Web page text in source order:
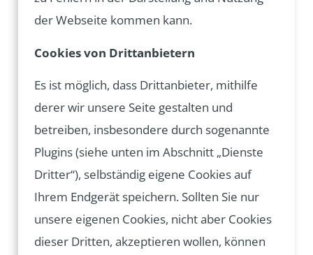
der Webseite kommen kann.
Cookies von Drittanbietern
Es ist möglich, dass Drittanbieter, mithilfe
derer wir unsere Seite gestalten und
betreiben, insbesondere durch sogenannte
Plugins (siehe unten im Abschnitt „Dienste
Dritter“), selbständig eigene Cookies auf
Ihrem Endgerät speichern. Sollten Sie nur
unsere eigenen Cookies, nicht aber Cookies
dieser Dritten, akzeptieren wollen, können